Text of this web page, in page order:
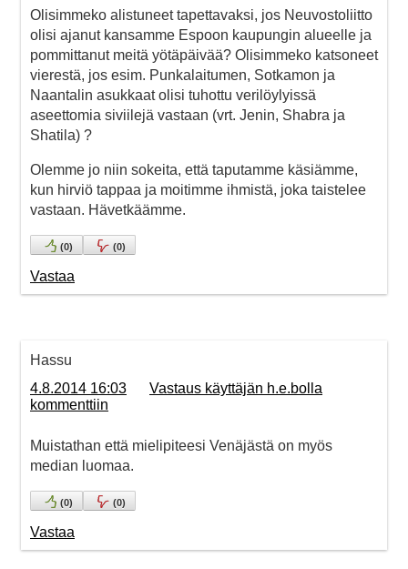
Olisimmeko alistuneet tapettavaksi, jos Neuvostoliitto
olisi ajanut kansamme Espoon kaupungin alueelle ja
pommittanut meitä yötäpäivää? Olisimmeko katsoneet
vierestä, jos esim. Punkalaitumen, Sotkamon ja
Naantalin asukkaat olisi tuhottu verilöylyissä
aseettomia siviilejä vastaan (vrt. Jenin, Shabra ja
Shatila) ?
Olemme jo niin sokeita, että taputamme käsiämme,
kun hirviö tappaa ja moitimme ihmistä, joka taistelee
vastaan. Hävetkäämme.
(0) (0)
Vastaa
Hassu
4.8.2014 16:03
Vastaus käyttäjän h.e.bolla
kommenttiin
Muistathan että mielipiteesi Venäjästä on myös
median luomaa.
(0) (0)
Vastaa